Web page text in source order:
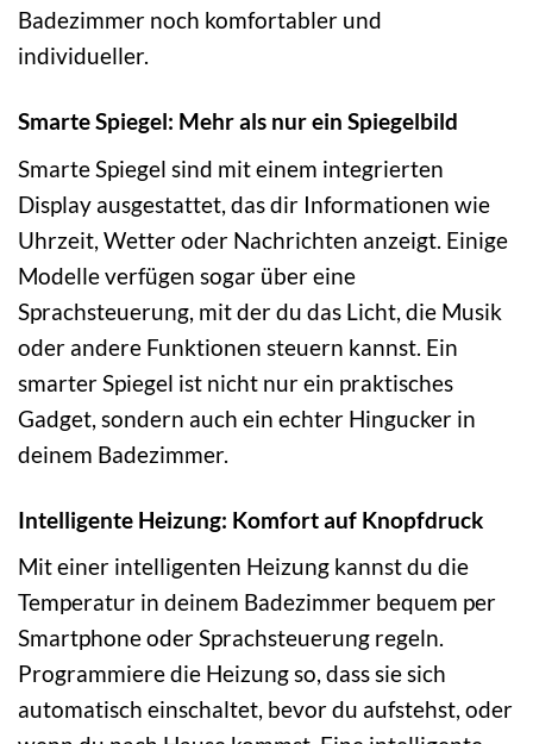
Badezimmer noch komfortabler und
individueller.
Smarte Spiegel: Mehr als nur ein Spiegelbild
Smarte Spiegel sind mit einem integrierten
Display ausgestattet, das dir Informationen wie
Uhrzeit, Wetter oder Nachrichten anzeigt. Einige
Modelle verfügen sogar über eine
Sprachsteuerung, mit der du das Licht, die Musik
oder andere Funktionen steuern kannst. Ein
smarter Spiegel ist nicht nur ein praktisches
Gadget, sondern auch ein echter Hingucker in
deinem Badezimmer.
Intelligente Heizung: Komfort auf Knopfdruck
Mit einer intelligenten Heizung kannst du die
Temperatur in deinem Badezimmer bequem per
Smartphone oder Sprachsteuerung regeln.
Programmiere die Heizung so, dass sie sich
automatisch einschaltet, bevor du aufstehst, oder